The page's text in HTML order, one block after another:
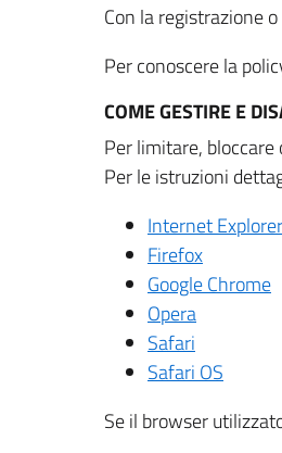
Con la registrazione
Per conoscere la
COME GESTIRE E
Per limitare,
Per le istruzioni
Internet Explorer
Firefox
Google Chrome
Opera
Safari
Safari OS
Se il browser